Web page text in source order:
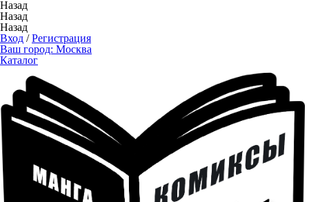
Назад
Назад
Назад
Вход /Регистрация
Ваш город: Москва
Каталог